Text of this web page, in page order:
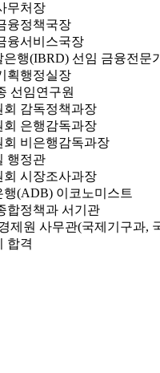
무처장
융정책국장
융서비스국장
은행(IBRD) 선임 금융전문
획행정실장
선임연구원
회 감독정책과장
회 은행감독과장
회 비은행감독과장
행정관
회 시장조사과장
행(ADB) 이코노미스트
합정책과 서기관
제원 사무관(국제기구과,
합격